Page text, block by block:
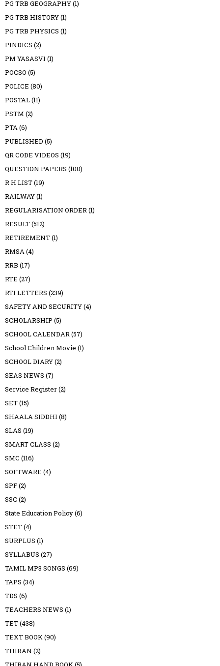
PG TRB GEOGRAPHY(1)
PG TRB HISTORY(1)
PG TRB PHYSICS (1)
PINDICS (2)
PM YASASVI (1)
POCSO (5)
POLICE (80)
POSTAL(11)
PSTM (2)
PTA(6)
PUBLISHED (5)
QR CODE VIDEOS (19)
QUESTION PAPERS (100)
R H LIST(19)
RAILWAY(1)
REGULARISATION ORDER(1)
RESULT(512)
RETIREMENT(1)
RMSA(4)
RRB (17)
RTE (27)
RTI LETTERS (239)
SAFETY AND SECURITY(4)
SCHOLARSHIP (5)
SCHOOL CALENDAR(57)
School Children Movie (1)
SCHOOL DIARY(2)
SEAS NEWS (7)
Service Register(2)
SET(15)
SHAALA SIDDHI (8)
SLAS (19)
SMART CLASS (2)
SMC (116)
SOFTWARE (4)
SPF(2)
SSC (2)
State Education Policy(6)
STET(4)
SURPLUS (1)
SYLLABUS (27)
TAMIL MP3 SONGS (69)
TAPS (34)
TDS (6)
TEACHERS NEWS (1)
TET(438)
TEXT BOOK(90)
THIRAN (2)